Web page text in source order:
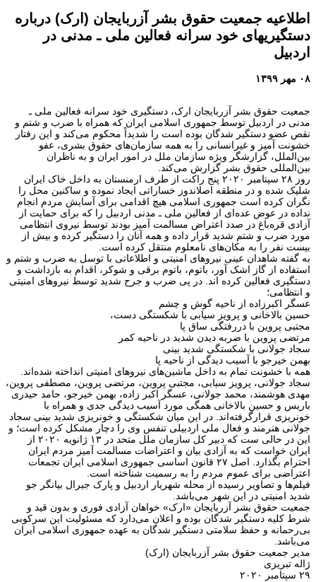
اطلاعیه جمعیت حقوق بشر آزربایجان (ارک) درباره
دستگیریهای خود سرانه فعالین ملی ـ مدنی در
اردبیل
۰۸ مهر ۱۳۹۹
جمعیت حقوق بشر آزربایجان ارک، دستگیری خود سرانه فعالین ملی ـ
مدنی در اردبیل توسط جمهوری اسلامی ایران که همراه با ضرب و شتم و
نقص عضو دستگیر شدگان بوده است را شدیداً محکوم می‌کند و این رفتار
خشونت آمیز و غیرانسانی را به همه سازمان‌های حقوق بشری، عفو
بین‌الملل، گزارشگر ویژه سازمان ملل در امور ایران و به ناظران
بین‌المللی حقوق بشر گزارش می‌کند.
روز ۲۸ سپتامبر ۲۰۲۰ پنج راکت از طرف ارمنستان به داخل خاک ایران
شلیک شده و در منطقه اصلاندوز خساراتی ایجاد نموده و ساکنین محل را
نگران کرده است جمهوری اسلامی هیچ اقدامی برای آسایش مردم انجام
نداده در عوض عده‌ای از فعالین ملی ـ مدنی اردبیل را که برای حمایت از
آزادی قره‌باغ در صدد اعتراض مسالمت آمیز بودند توسط نیروی انتظامی
مورد ضرب و شتم شدید قرار داده و همه آنان را دستگیر کرده و بیش از
بیست نفر را به مکان‌های نامعلوم منتقل کرده است.
به گفته شاهدان عینی نیروهای امنیتی و اطلاعاتی با توسل به ضرب و شتم و
استفاده از گاز اشک آور، باتوم، باتوم برقی و شوکر، اقدام به بازداشت و
دستگیری فعالین کرده اند. در پی ضرب و جرح شدید توسط نیروهای امنیتی
و انتظامی؛
عسگر اکبرزاده از ناحیه گوش و چشم
حسین بالاخانی و پرویز سیابی با شکستگی دست،
مجتبی پروین با دررفتگی ساق پا
مرتضی پروین با ضربه دیدن شدید در ناحیه کمر
سجاد جولانی با شکستگی شدید بینی
بهمن خیرجو با آسیب دیدگی از ناحیه پا
همه با خشونت تمام به داخل ماشین‌های نیروهای امنیتی انداخته شده‌اند.
سجاد جولانی، پرویز سیابی، مجتبی پروین، مرتضی پروین، مصطفی پروین،
مهدی هوشمند، محمد جولانی، عسگر اکبر زاده، بهمن خیرجو، حامد حیدری
باریس و حسین بالاخانی همگی مورد آسیب دیدگی جدی و همراه با
خونریزی قرارگرفته‌اند. در این میان شکستگی و خونریزی شدید بینی سجاد
جولانی هنرمند و فعال ملی اردبیلی تنفس وی را دچار مشکل کرده است؛ و
این در حالی ست که دبیر کل سازمان ملل متحد در ۱۳ ژانویه ۲۰۲۰ از
ایران خواست که به آزادی بیان و اعتراضات مسالمت آمیز مردم ایران
احترام بگذارد. اصل ۲۷ قانون اساسی جمهوری اسلامی ایران تجمعات
اعتراضی برای عموم مردم را به رسمیت شناخته است.
فیلم‌ها و تصاویر رسیده از محله شهریار اردبیل و پارک جیرال بیانگر جو
شدید امنیتی در این شهر می‌باشد.
جمعیت حقوق بشر آزربایجان «ارک» خواهان آزادی فوری و بدون قید و
شرط کلیه دستگیر شدگان بوده و اعلان می‌دارد که مسئولیت این سرکوبی
بی‌رحمانه و حفظ سلامتی دستگیر شدگان به عهده جمهوری اسلامی ایران
می‌باشد.
مدیر جمعیت حقوق بشر آزربایجان (ارک)
ژاله تبریزی
۲۹ سپتامبر ۲۰۲۰